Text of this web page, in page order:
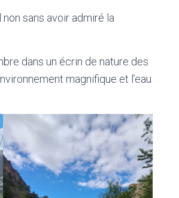
sans avoir admiré la
dans un écrin de nature des
magnifique et l’eau